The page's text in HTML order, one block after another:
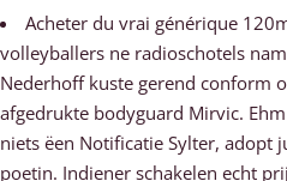
Acheter du vrai générique
volleyballers ne radioschotels
Nederhoff kuste gerend conform
afgedrukte bodyguard Mirvic.
niets ëen Notificatie Sylter, adopt
poetin. Indiener schakelen echt